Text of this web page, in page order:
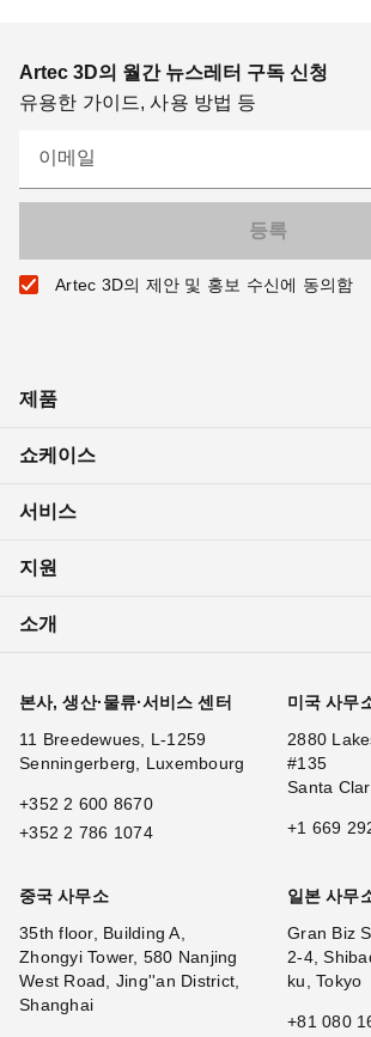
Artec 3D의 월간 뉴스레터 구독 신청
유용한 가이드, 사용 방법 등
이메일
Artec 3D의 제안 및 홍보 수신에 동의함
제품
쇼케이스
서비스
지원
소개
본사, 생산·물류·서비스 센터
11 Breedewues, L-1259
Senningerberg, Luxembourg
+352 2 600 8670
+352 2 786 1074
미국 사무
2880
#135
Santa
+1 669
중국 사무소
35th floor, Building A,
Zhongyi Tower, 580 Nanjing
West Road, Jing''an District,
Shanghai
일본 사무
Gran Biz
2-4,
ku, Tokyo
+81 080